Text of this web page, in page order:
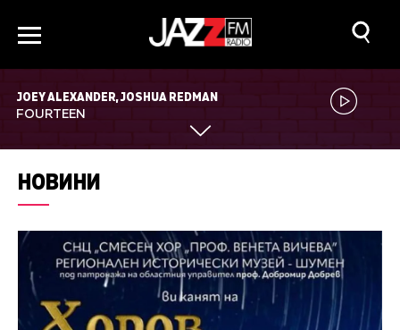
JOEY ALEXANDER, JOSHUA REDMAN
FOURTEEN
НОВИНИ